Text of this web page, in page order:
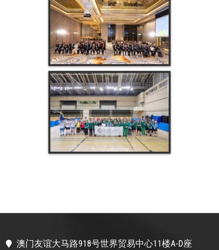
澳门友谊大马路918号世界贸易中心11楼A-D座